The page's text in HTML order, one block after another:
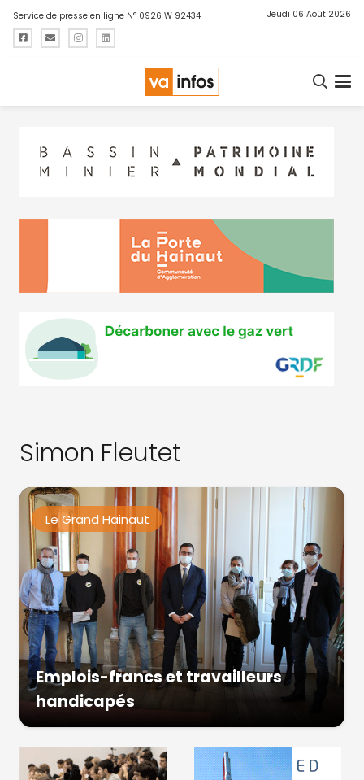
Service de presse en ligne N° 0926 W 92434 Jeudi 06 Août 2026
Simon Fleutet
Le Grand Hainaut
Emplois-francs et travailleurs
handicapés